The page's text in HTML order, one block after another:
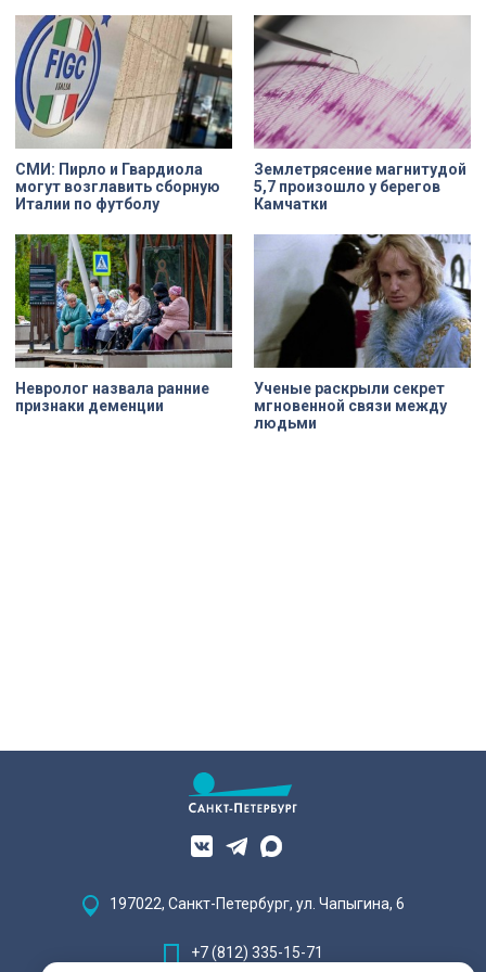
которых за семь арендатор
должен полностью выполнить все
обязательства. Как
восстанавливают яркий пример
деревянного модерна и почему
эта история уникальна?
СМИ: Пирло и Гвардиола
могут возглавить сборную
Италии по футболу
Землетрясение магнитудой
5,7 произошло у берегов
Камчатки
Невролог назвала ранние
признаки деменции
Ученые раскрыли секрет
мгновенной связи между
людьми
197022, Санкт-Петербург, ул. Чапыгина, 6
+7 (812) 335-15-71